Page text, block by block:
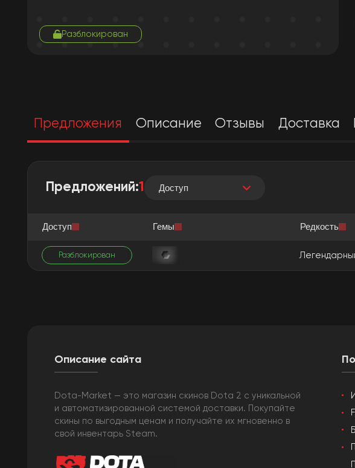
Разблокирован
Предложения Описание Отзывы Доставка
Предложений:1 Доступ
Доступ Гемы Редкость
Разблокирован
Описание сайта
Dota-Market — это магазин скинов Dota 2 с уникальной
и автоматизированной системой доставки. Покупайте
скины по выгодным ценам и получайте их мгновенно в
свой инвентарь Steam.